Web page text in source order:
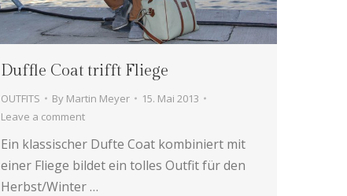
Duffle Coat trifft Fliege
OUTFITS By Martin Meyer
15. Mai 2013
Leave a comment
Ein klassischer Dufte Coat kombiniert mit
einer Fliege bildet ein tolles Outfit für den
Herbst/Winter …